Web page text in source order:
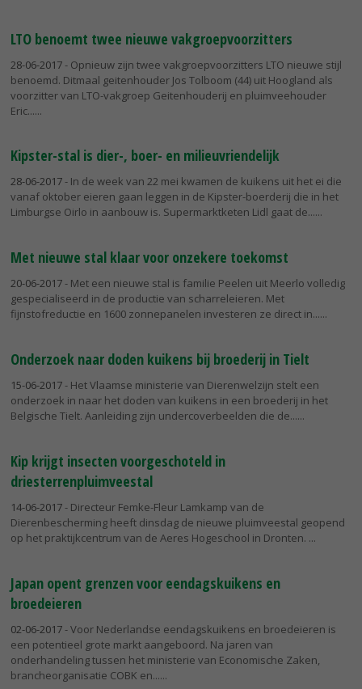
LTO benoemt twee nieuwe vakgroepvoorzitters
28-06-2017- Opnieuw zijn twee vakgroepvoorzitters LTO nieuwe stijl
benoemd. Ditmaal geitenhouder Jos Tolboom (44) uit Hoogland als
voorzitter van LTO-vakgroep Geitenhouderij en pluimveehouder
Eric...
Kipster-stal is dier-, boer- en milieuvriendelijk
28-06-2017- In de week van 22 mei kwamen de kuikens uit het ei die
vanaf oktober eieren gaan leggen in de Kipster-boerderij die in het
Limburgse Oirlo in aanbouw is. Supermarktketen Lidl gaat de...
Met nieuwe stal klaar voor onzekere toekomst
20-06-2017- Met een nieuwe stal is familie Peelen uit Meerlo volledig
gespecialiseerd in de productie van scharreleieren. Met
fijnstofreductie en 1600 zonnepanelen investeren ze direct in...
Onderzoek naar doden kuikens bij broederij in Tielt
15-06-2017- Het Vlaamse ministerie van Dierenwelzijn stelt een
onderzoek in naar het doden van kuikens in een broederij in het
Belgische Tielt. Aanleiding zijn undercoverbeelden die de...
Kip krijgt insecten voorgeschoteld in
driesterrenpluimveestal
14-06-2017- Directeur Femke-Fleur Lamkamp van de
Dierenbescherming heeft dinsdag de nieuwe pluimveestal geopend
op het praktijkcentrum van de Aeres Hogeschool in Dronten.
Japan opent grenzen voor eendagskuikens en
broedeieren
02-06-2017- Voor Nederlandse eendagskuikens en broedeieren is
een potentieel grote markt aangeboord. Na jaren van
onderhandeling tussen het ministerie van Economische Zaken,
brancheorganisatie COBK en...